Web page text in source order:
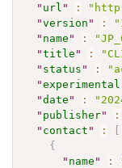
" url " :
"version " :
" name " :
"title " :
" status " :
"experimental
"date " :
" publisher" :
" contact " :
{
" name " :